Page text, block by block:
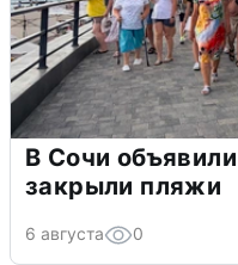
В Сочи
закрыли пляжи
6 августа 0